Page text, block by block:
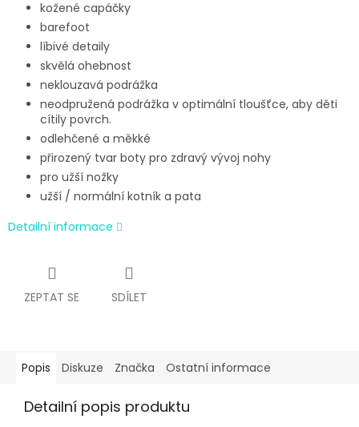
kožené capáčky
barefoot
líbivé detaily
skvělá ohebnost
neklouzavá podrážka
neodpružená podrážka v optimální tloušťce, aby děti
cítily povrch.
odlehčené a měkké
přirozený tvar boty pro zdravý vývoj nohy
pro užší nožky
užší / normální kotník a pata
Detailní informace
ZEPTAT SE SDÍLET
Popis Diskuze Značka Ostatní informace
Detailní popis produktu